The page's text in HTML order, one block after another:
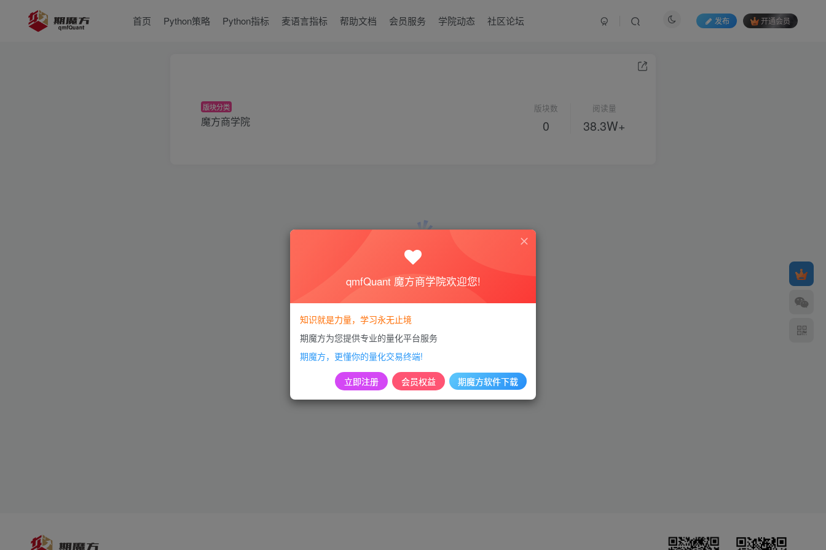
首页 Python策略 Python指标 麦语言指标 帮助文档 会员服务 学院动态 社区论坛 发布 开通会员
版块分类
魔方商学院
版块数
0
阅读量
38.3W+
该分类下暂无内容
qmfQuant 魔方商学院欢迎您!
知识就是力量，学习永无止境
期魔方为您提供专业的量化平台服务
期魔方，更懂你的量化交易终端!
立即注册 会员权益 期魔方软件下载